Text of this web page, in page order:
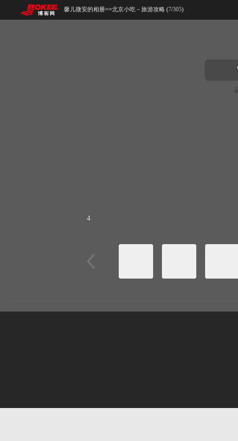
馨儿微安的相册>>北京小吃－旅游攻略 (7/305)
4